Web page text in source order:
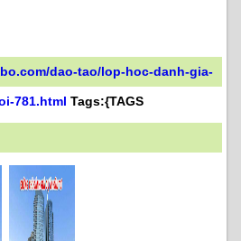
dao-tao/lop-hoc-danh-gia-
781.html Tags:{TAGS